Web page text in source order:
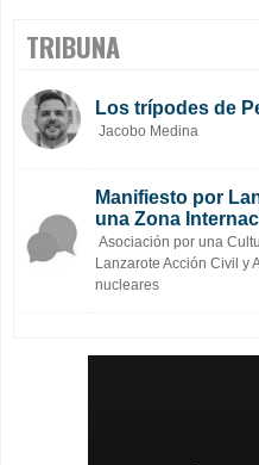
TRIBUNA
Los trípodes de
Jacobo Medina
Manifiesto por
una Zona
Asociación por una
Lanzarote Acción Civil y
nucleares